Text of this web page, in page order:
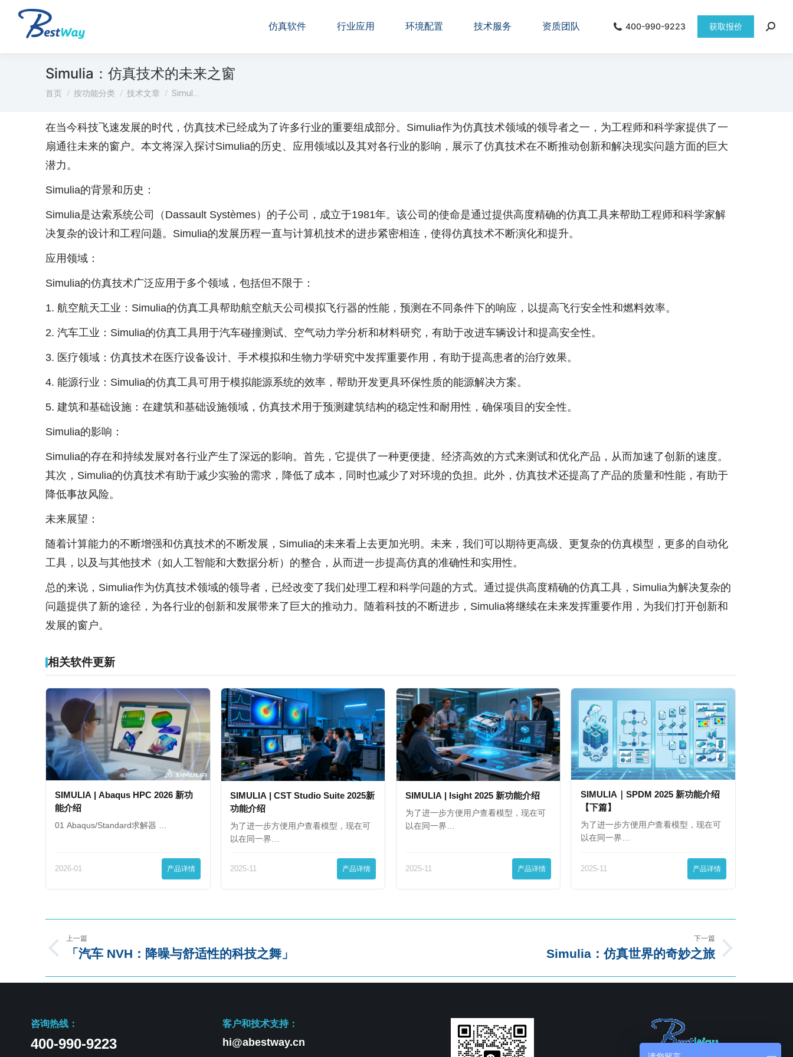
仿真软件 行业应用 环境配置 技术服务 资质团队 400-990-9223 获取报价
Simulia：仿真技术的未来之窗
您在这里：
首页 按功能分类 技术文章 Simul…
在当今科技飞速发展的时代，仿真技术已经成为了许多行业的重要组成部分。Simulia作为仿真技术领域的领导者之一，为工程师和科学家提供了一
扇通往未来的窗户。本文将深入探讨Simulia的历史、应用领域以及其对各行业的影响，展示了仿真技术在不断推动创新和解决现实问题方面的巨大
潜力。
Simulia的背景和历史：
Simulia是达索系统公司（Dassault Systèmes）的子公司，成立于1981年。该公司的使命是通过提供高度精确的仿真工具来帮助工程师和科学家解
决复杂的设计和工程问题。Simulia的发展历程一直与计算机技术的进步紧密相连，使得仿真技术不断演化和提升。
应用领域：
Simulia的仿真技术广泛应用于多个领域，包括但不限于：
1. 航空航天工业：Simulia的仿真工具帮助航空航天公司模拟飞行器的性能，预测在不同条件下的响应，以提高飞行安全性和燃料效率。
2. 汽车工业：Simulia的仿真工具用于汽车碰撞测试、空气动力学分析和材料研究，有助于改进车辆设计和提高安全性。
3. 医疗领域：仿真技术在医疗设备设计、手术模拟和生物力学研究中发挥重要作用，有助于提高患者的治疗效果。
4. 能源行业：Simulia的仿真工具可用于模拟能源系统的效率，帮助开发更具环保性质的能源解决方案。
5. 建筑和基础设施：在建筑和基础设施领域，仿真技术用于预测建筑结构的稳定性和耐用性，确保项目的安全性。
Simulia的影响：
Simulia的存在和持续发展对各行业产生了深远的影响。首先，它提供了一种更便捷、经济高效的方式来测试和优化产品，从而加速了创新的速度。
其次，Simulia的仿真技术有助于减少实验的需求，降低了成本，同时也减少了对环境的负担。此外，仿真技术还提高了产品的质量和性能，有助于
降低事故风险。
未来展望：
随着计算能力的不断增强和仿真技术的不断发展，Simulia的未来看上去更加光明。未来，我们可以期待更高级、更复杂的仿真模型，更多的自动化
工具，以及与其他技术（如人工智能和大数据分析）的整合，从而进一步提高仿真的准确性和实用性。
总的来说，Simulia作为仿真技术领域的领导者，已经改变了我们处理工程和科学问题的方式。通过提供高度精确的仿真工具，Simulia为解决复杂的
问题提供了新的途径，为各行业的创新和发展带来了巨大的推动力。随着科技的不断进步，Simulia将继续在未来发挥重要作用，为我们打开创新和
发展的窗户。
相关软件更新
SIMULIA | Abaqus HPC 2026 新功
能介绍
01 Abaqus/Standard求解器 …
2026-01 产品详情
SIMULIA | CST Studio Suite 2025新
功能介绍
为了进一步方便用户查看模型，现在可
以在同一界…
2025-11 产品详情
SIMULIA | Isight 2025 新功能介绍
为了进一步方便用户查看模型，现在可
以在同一界…
2025-11 产品详情
SIMULIA｜SPDM 2025 新功能介绍
【下篇】
为了进一步方便用户查看模型，现在可
以在同一界…
2025-11 产品详情
上一篇
「汽车 NVH：降噪与舒适性的科技之舞」
下一篇
Simulia：仿真世界的奇妙之旅
咨询热线：
400-990-9223
客户和技术支持：
hi@abestway.cn